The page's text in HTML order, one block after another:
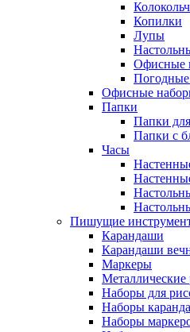
Копилки
Лупы
Офисные
Офисные
Папки
Папки
Папки с
Часы
Пишущие
Карандаши
Карандаши
Маркеры
Металлические
Наборы для
Наборы
Наборы